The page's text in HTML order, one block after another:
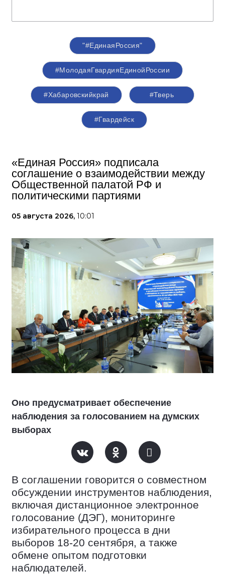
"#ЕдинаяРоссия"
#МолодаяГвардияЕдинойРоссии
#Хабаровскийкрай #Тверь
#Гвардейск
«Единая Россия» подписала
соглашение о взаимодействии между
Общественной палатой РФ и
политическими партиями
05 августа 2026, 10:01
Оно предусматривает обеспечение
наблюдения за голосованием на думских
выборах
В соглашении говорится о совместном
обсуждении инструментов наблюдения,
включая дистанционное электронное
голосование (ДЭГ), мониторинге
избирательного процесса в дни
выборов 18-20 сентября, а также
обмене опытом подготовки
наблюдателей.